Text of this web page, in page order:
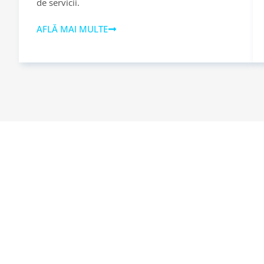
de servicii.
AFLĂ MAI MULTE